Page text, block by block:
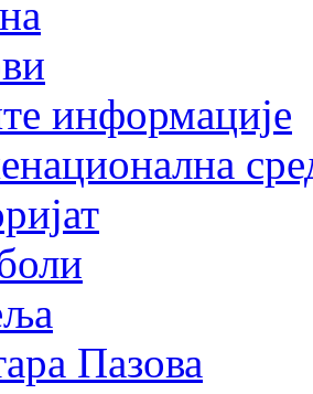
информације
Пазова